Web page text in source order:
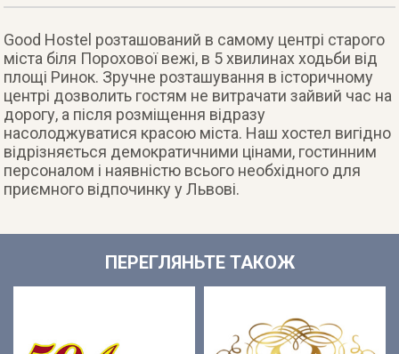
Good Hostel розташований в самому центрі старого
міста біля Порохової вежі, в 5 хвилинах ходьби від
площі Ринок. Зручне розташування в історичному
центрі дозволить гостям не витрачати зайвий час на
дорогу, а після розміщення відразу
насолоджуватися красою міста. Наш хостел вигідно
відрізняється демократичними цінами, гостинним
персоналом і наявністю всього необхідного для
приємного відпочинку у Львові.
ПЕРЕГЛЯНЬТЕ ТАКОЖ